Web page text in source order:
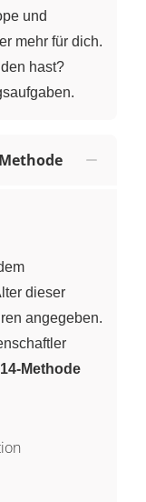
und
mehr für dich.
hast?
dieser
angegeben.
Methode